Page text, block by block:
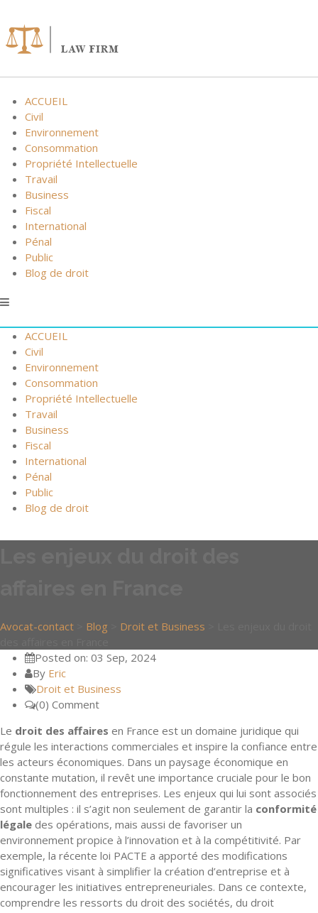
content
ACCUEIL
Civil
Environnement
Consommation
Propriété Intellectuelle
Travail
Business
Fiscal
International
Pénal
Public
Blog de droit
ACCUEIL
Civil
Environnement
Consommation
Propriété Intellectuelle
Travail
Business
Fiscal
International
Pénal
Public
Blog de droit
Avocat-contact Blog Droit et Business
Posted on: 03 Sep, 2024
By Eric
Droit et Business
(0) Comment
Le droit des affaires en France est un domaine juridique qui
régule les interactions commerciales et inspire la confiance entre
les acteurs économiques. Dans un paysage économique en
constante mutation, il revêt une importance cruciale pour le bon
fonctionnement des entreprises. Les enjeux qui lui sont associés
sont multiples : il s’agit non seulement de garantir la conformité
légale des opérations, mais aussi de favoriser un
environnement propice à l’innovation et à la compétitivité. Par
exemple, la récente loi PACTE a apporté des modifications
significatives visant à simplifier la création d’entreprise et à
encourager les initiatives entrepreneuriales. Dans ce contexte,
comprendre les ressorts du droit des sociétés, du droit